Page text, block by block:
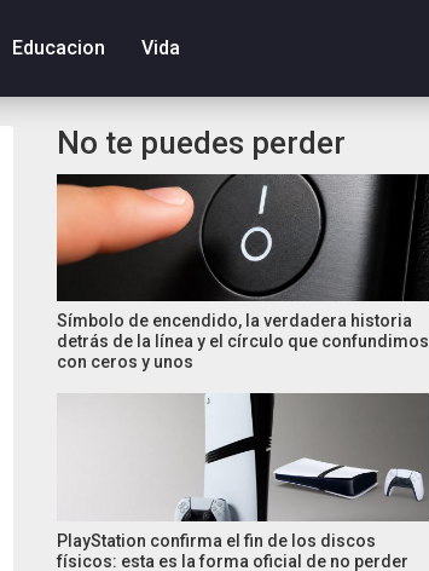
Educacion Vida
No te puedes perder
Símbolo de encendido, la verdadera historia
detrás de la línea y el círculo que confundimos
con ceros y unos
PlayStation confirma el fin de los discos
físicos: esta es la forma oficial de no perder